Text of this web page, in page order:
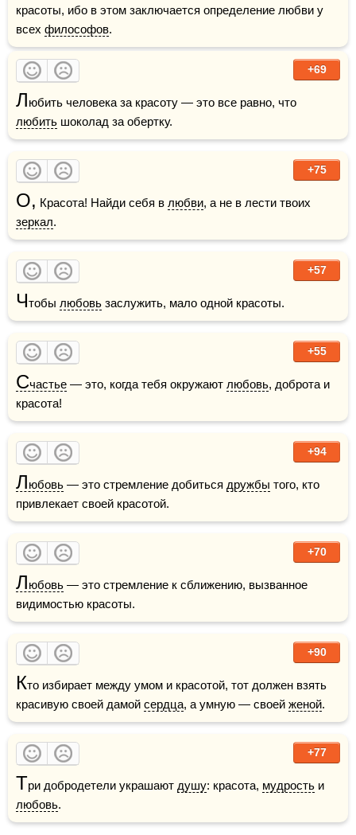
красоты, ибо в этом заключается определение любви у
всех философов.
+69
Л
любить шоколад за обертку.
+75
О, Красота! Найди себя в любви
зеркал.
+57
Чтобы любовь заслужить, мало одной красоты.
+55
Счастье — это, когда тебя окружают любовь, доброта и
красота!
+94
Любовь — это стремление добиться дружбы того, кто
привлекает своей красотой.
+70
Любовь — это стремление к сближению, вызванное
видимостью красоты.
+90
Кто избирает между умом и красотой, тот должен взять
красивую своей дамой сердца, а умную — своей женой.
+77
Три добродетели украшают душу: красота, мудрость
любовь.